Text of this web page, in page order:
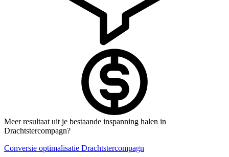
Meer resultaat uit je bestaande inspanning halen in
Drachtstercompagn?
Conversie optimalisatie Drachtstercompagn